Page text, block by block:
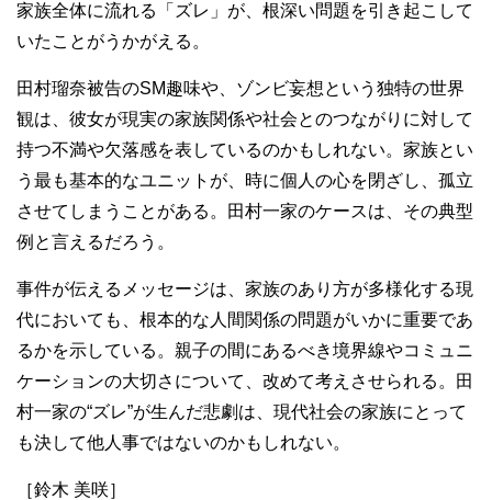
家族全体に流れる「ズレ」が、根深い問題を引き起こして
いたことがうかがえる。
田村瑠奈被告のSM趣味や、ゾンビ妄想という独特の世界
観は、彼女が現実の家族関係や社会とのつながりに対して
持つ不満や欠落感を表しているのかもしれない。家族とい
う最も基本的なユニットが、時に個人の心を閉ざし、孤立
させてしまうことがある。田村一家のケースは、その典型
例と言えるだろう。
事件が伝えるメッセージは、家族のあり方が多様化する現
代においても、根本的な人間関係の問題がいかに重要であ
るかを示している。親子の間にあるべき境界線やコミュニ
ケーションの大切さについて、改めて考えさせられる。田
村一家の“ズレ”が生んだ悲劇は、現代社会の家族にとって
も決して他人事ではないのかもしれない。
［鈴木 美咲］